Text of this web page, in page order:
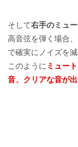
そして右手のミュ
高音弦を弾く場合
で確実にノイズを
このように ミュー
音、クリアな音が